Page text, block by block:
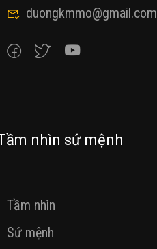
duongkmmo@gmail.com
nhìn sứ mệnh
Tầm nhìn
Sứ mệnh